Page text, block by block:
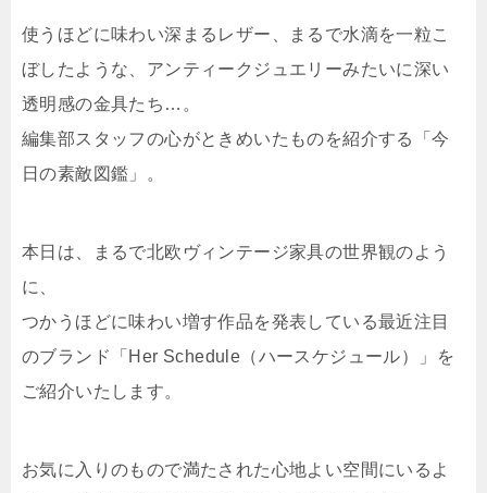
使うほどに味わい深まるレザー、まるで水滴を一粒こ
ぼしたような、アンティークジュエリーみたいに深い
透明感の金具たち…。
編集部スタッフの心がときめいたものを紹介する「今
日の素敵図鑑」。
本日は、まるで北欧ヴィンテージ家具の世界観のよう
に、
つかうほどに味わい増す作品を発表している最近注目
のブランド「Her Schedule（ハースケジュール）」を
ご紹介いたします。
お気に入りのもので満たされた心地よい空間にいるよ